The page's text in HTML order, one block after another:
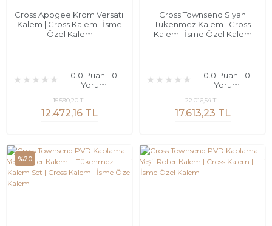
Cross Apogee Krom Versatil
Kalem | Cross Kalem | İsme
Özel Kalem
0.0 Puan - 0
Yorum
12.472,16 TL
15.590,20 TL
Cross Townsend Siyah
Tükenmez Kalem | Cross
Kalem | İsme Özel Kalem
0.0 Puan - 0
Yorum
17.613,23 TL
22.016,54 TL
%20